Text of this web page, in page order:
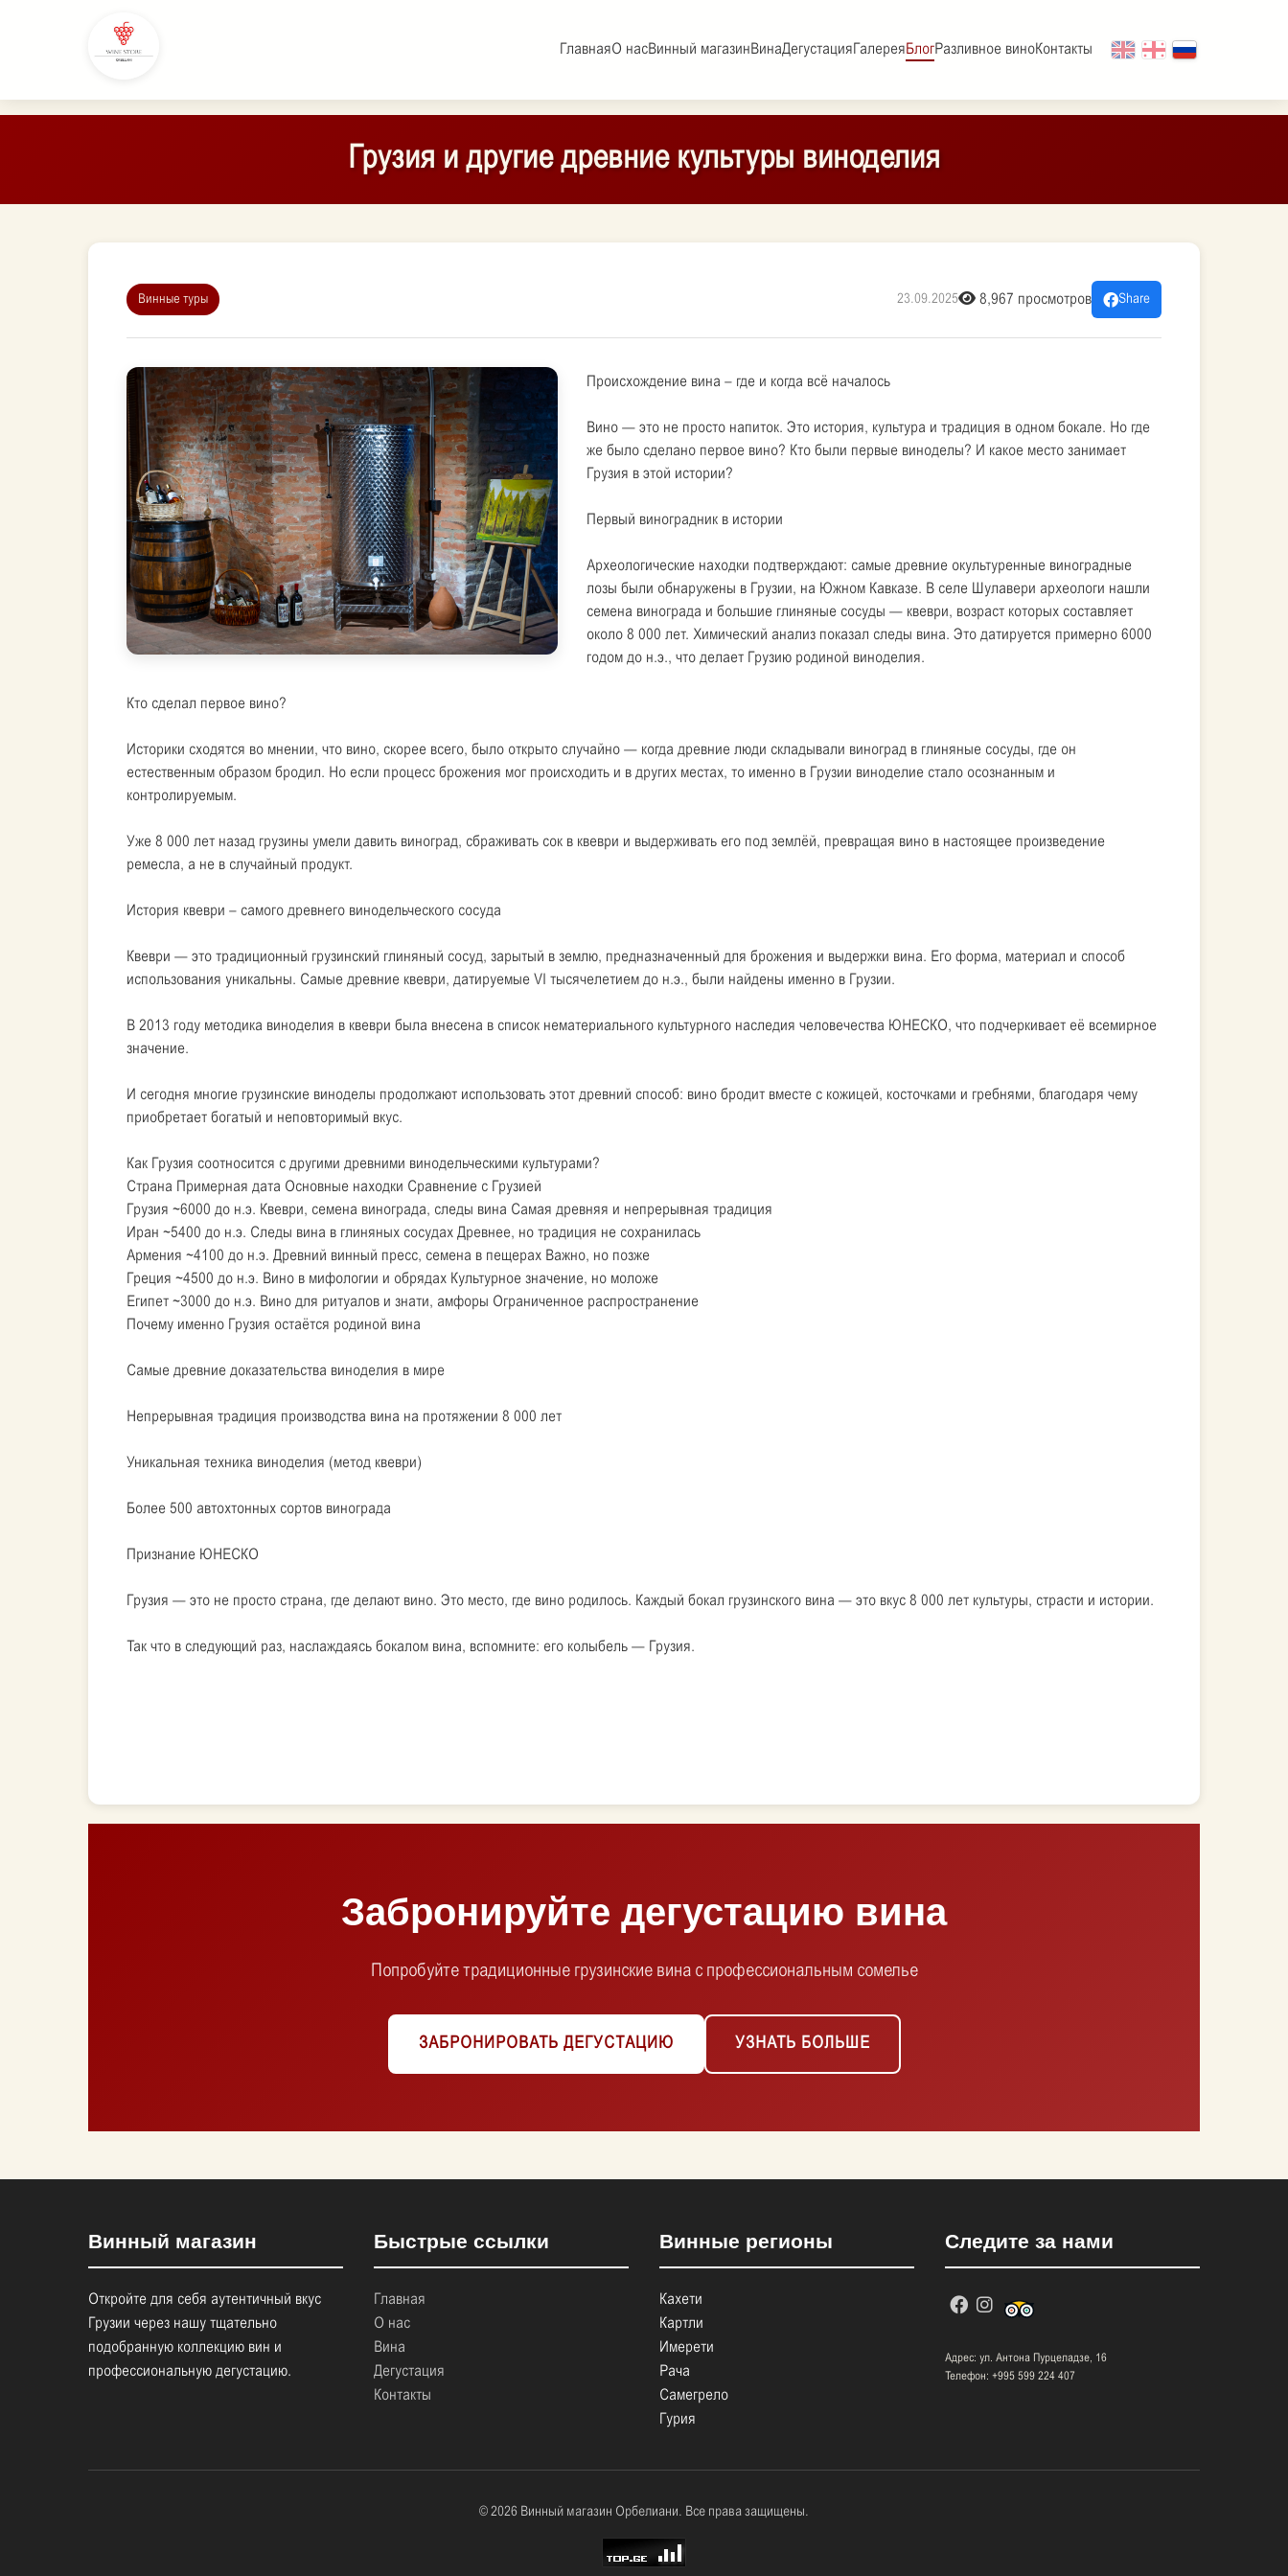
ГлавнаяО насВинный магазин ВинаДегустация Галерея БлогРазливное виноКонтакты
Грузия и другие древние культуры виноделия
Винные туры 23.09.2025 8,967 просмотров Share
Происхождение вина – где и когда всё началось
Вино — это не просто напиток. Это история, культура и традиция в одном бокале. Но где
же было сделано первое вино? Кто были первые виноделы? И какое место занимает
Грузия в этой истории?
Первый виноградник в истории
Археологические находки подтверждают: самые древние окультуренные виноградные
лозы были обнаружены в Грузии, на Южном Кавказе. В селе Шулавери археологи нашли
семена винограда и большие глиняные сосуды — квеври, возраст которых составляет
около 8 000 лет. Химический анализ показал следы вина. Это датируется примерно 6000
годом до н.э., что делает Грузию родиной виноделия.
Кто сделал первое вино?
Историки сходятся во мнении, что вино, скорее всего, было открыто случайно — когда древние люди складывали виноград в глиняные сосуды, где он
естественным образом бродил. Но если процесс брожения мог происходить и в других местах, то именно в Грузии виноделие стало осознанным и
контролируемым.
Уже 8 000 лет назад грузины умели давить виноград, сбраживать сок в квеври и выдерживать его под землёй, превращая вино в настоящее произведение
ремесла, а не в случайный продукт.
История квеври – самого древнего винодельческого сосуда
Квеври — это традиционный грузинский глиняный сосуд, зарытый в землю, предназначенный для брожения и выдержки вина. Его форма, материал и способ
использования уникальны. Самые древние квеври, датируемые VI тысячелетием до н.э., были найдены именно в Грузии.
В 2013 году методика виноделия в квеври была внесена в список нематериального культурного наследия человечества ЮНЕСКО, что подчеркивает её всемирное
значение.
И сегодня многие грузинские виноделы продолжают использовать этот древний способ: вино бродит вместе с кожицей, косточками и гребнями, благодаря чему
приобретает богатый и неповторимый вкус.
Как Грузия соотносится с другими древними винодельческими культурами?
Страна Примерная дата Основные находки Сравнение с Грузией
Грузия ~6000 до н.э. Квеври, семена винограда, следы вина Самая древняя и непрерывная традиция
Иран ~5400 до н.э. Следы вина в глиняных сосудах Древнее, но традиция не сохранилась
Армения ~4100 до н.э. Древний винный пресс, семена в пещерах Важно, но позже
Греция ~4500 до н.э. Вино в мифологии и обрядах Культурное значение, но моложе
Египет ~3000 до н.э. Вино для ритуалов и знати, амфоры Ограниченное распространение
Почему именно Грузия остаётся родиной вина
Самые древние доказательства виноделия в мире
Непрерывная традиция производства вина на протяжении 8 000 лет
Уникальная техника виноделия (метод квеври)
Более 500 автохтонных сортов винограда
Признание ЮНЕСКО
Грузия — это не просто страна, где делают вино. Это место, где вино родилось. Каждый бокал грузинского вина — это вкус 8 000 лет культуры, страсти и истории.
Так что в следующий раз, наслаждаясь бокалом вина, вспомните: его колыбель — Грузия.
Забронируйте дегустацию вина
Попробуйте традиционные грузинские вина с профессиональным сомелье
ЗАБРОНИРОВАТЬ ДЕГУСТАЦИЮ УЗНАТЬ БОЛЬШЕ
Винный магазин
Откройте для себя аутентичный вкус
Грузии через нашу тщательно
подобранную коллекцию вин и
профессиональную дегустацию.
Быстрые ссылки
Главная
О нас
Вина
Дегустация
Контакты
Винные регионы
Кахети
Картли
Имерети
Рача
Самегрело
Гурия
Следите за нами
Адрес: ул. Антона Пурцеладзе, 16
Телефон: +995 599 224 407
© 2026 Винный магазин Орбелиани. Все права защищены.